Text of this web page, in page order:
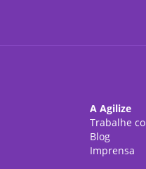
A Agilize
Trabalhe
Blog
Imprensa